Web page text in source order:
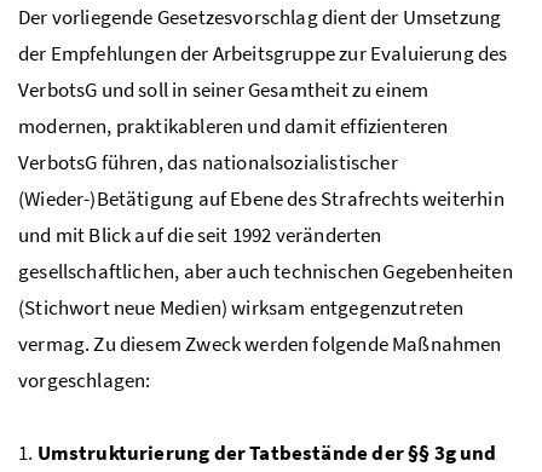
Der vorliegende Gesetzesvorschlag dient der Umsetzung
der Empfehlungen der Arbeitsgruppe zur Evaluierung des
VerbotsG und soll in seiner Gesamtheit zu einem
modernen, praktikableren und damit effizienteren
VerbotsG führen, das nationalsozialistischer
(Wieder-)Betätigung auf Ebene des Strafrechts weiterhin
und mit Blick auf die seit 1992 veränderten
gesellschaftlichen, aber auch technischen Gegebenheiten
(Stichwort neue Medien) wirksam entgegenzutreten
vermag. Zu diesem Zweck werden folgende Maßnahmen
vorgeschlagen:
1. Umstrukturierung der Tatbestände der §§ 3g und